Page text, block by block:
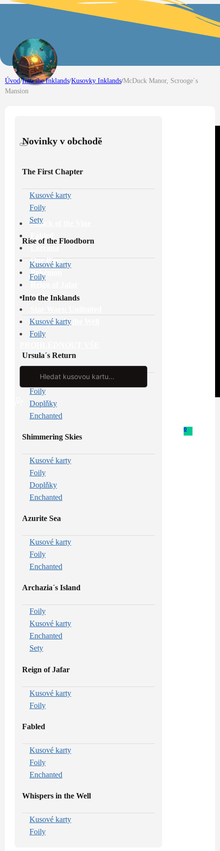
Attack of the Vine
One Piece
Pokémon
Riftbound
Whispers in the Well
Search
0
Úvod/Into the Inklands/Kusovky Inklands/McDuck Manor, Scrooge´s
Mansion
Novinky v obchodě
The First Chapter
Kusové karty
Foily
Sety
Rise of the Floodborn
Kusové karty
Foily
Into the Inklands
Kusové karty
Foily
Ursula´s Return
Kusové karty
Foily
Doplňky
Enchanted
Shimmering Skies
Kusové karty
Foily
Doplňky
Enchanted
Azurite Sea
Kusové karty
Foily
Enchanted
Archazia´s Island
Foily
Kusové karty
Enchanted
Sety
Reign of Jafar
Kusové karty
Foily
Fabled
Kusové karty
Foily
Enchanted
Whispers in the Well
Kusové karty
Foily